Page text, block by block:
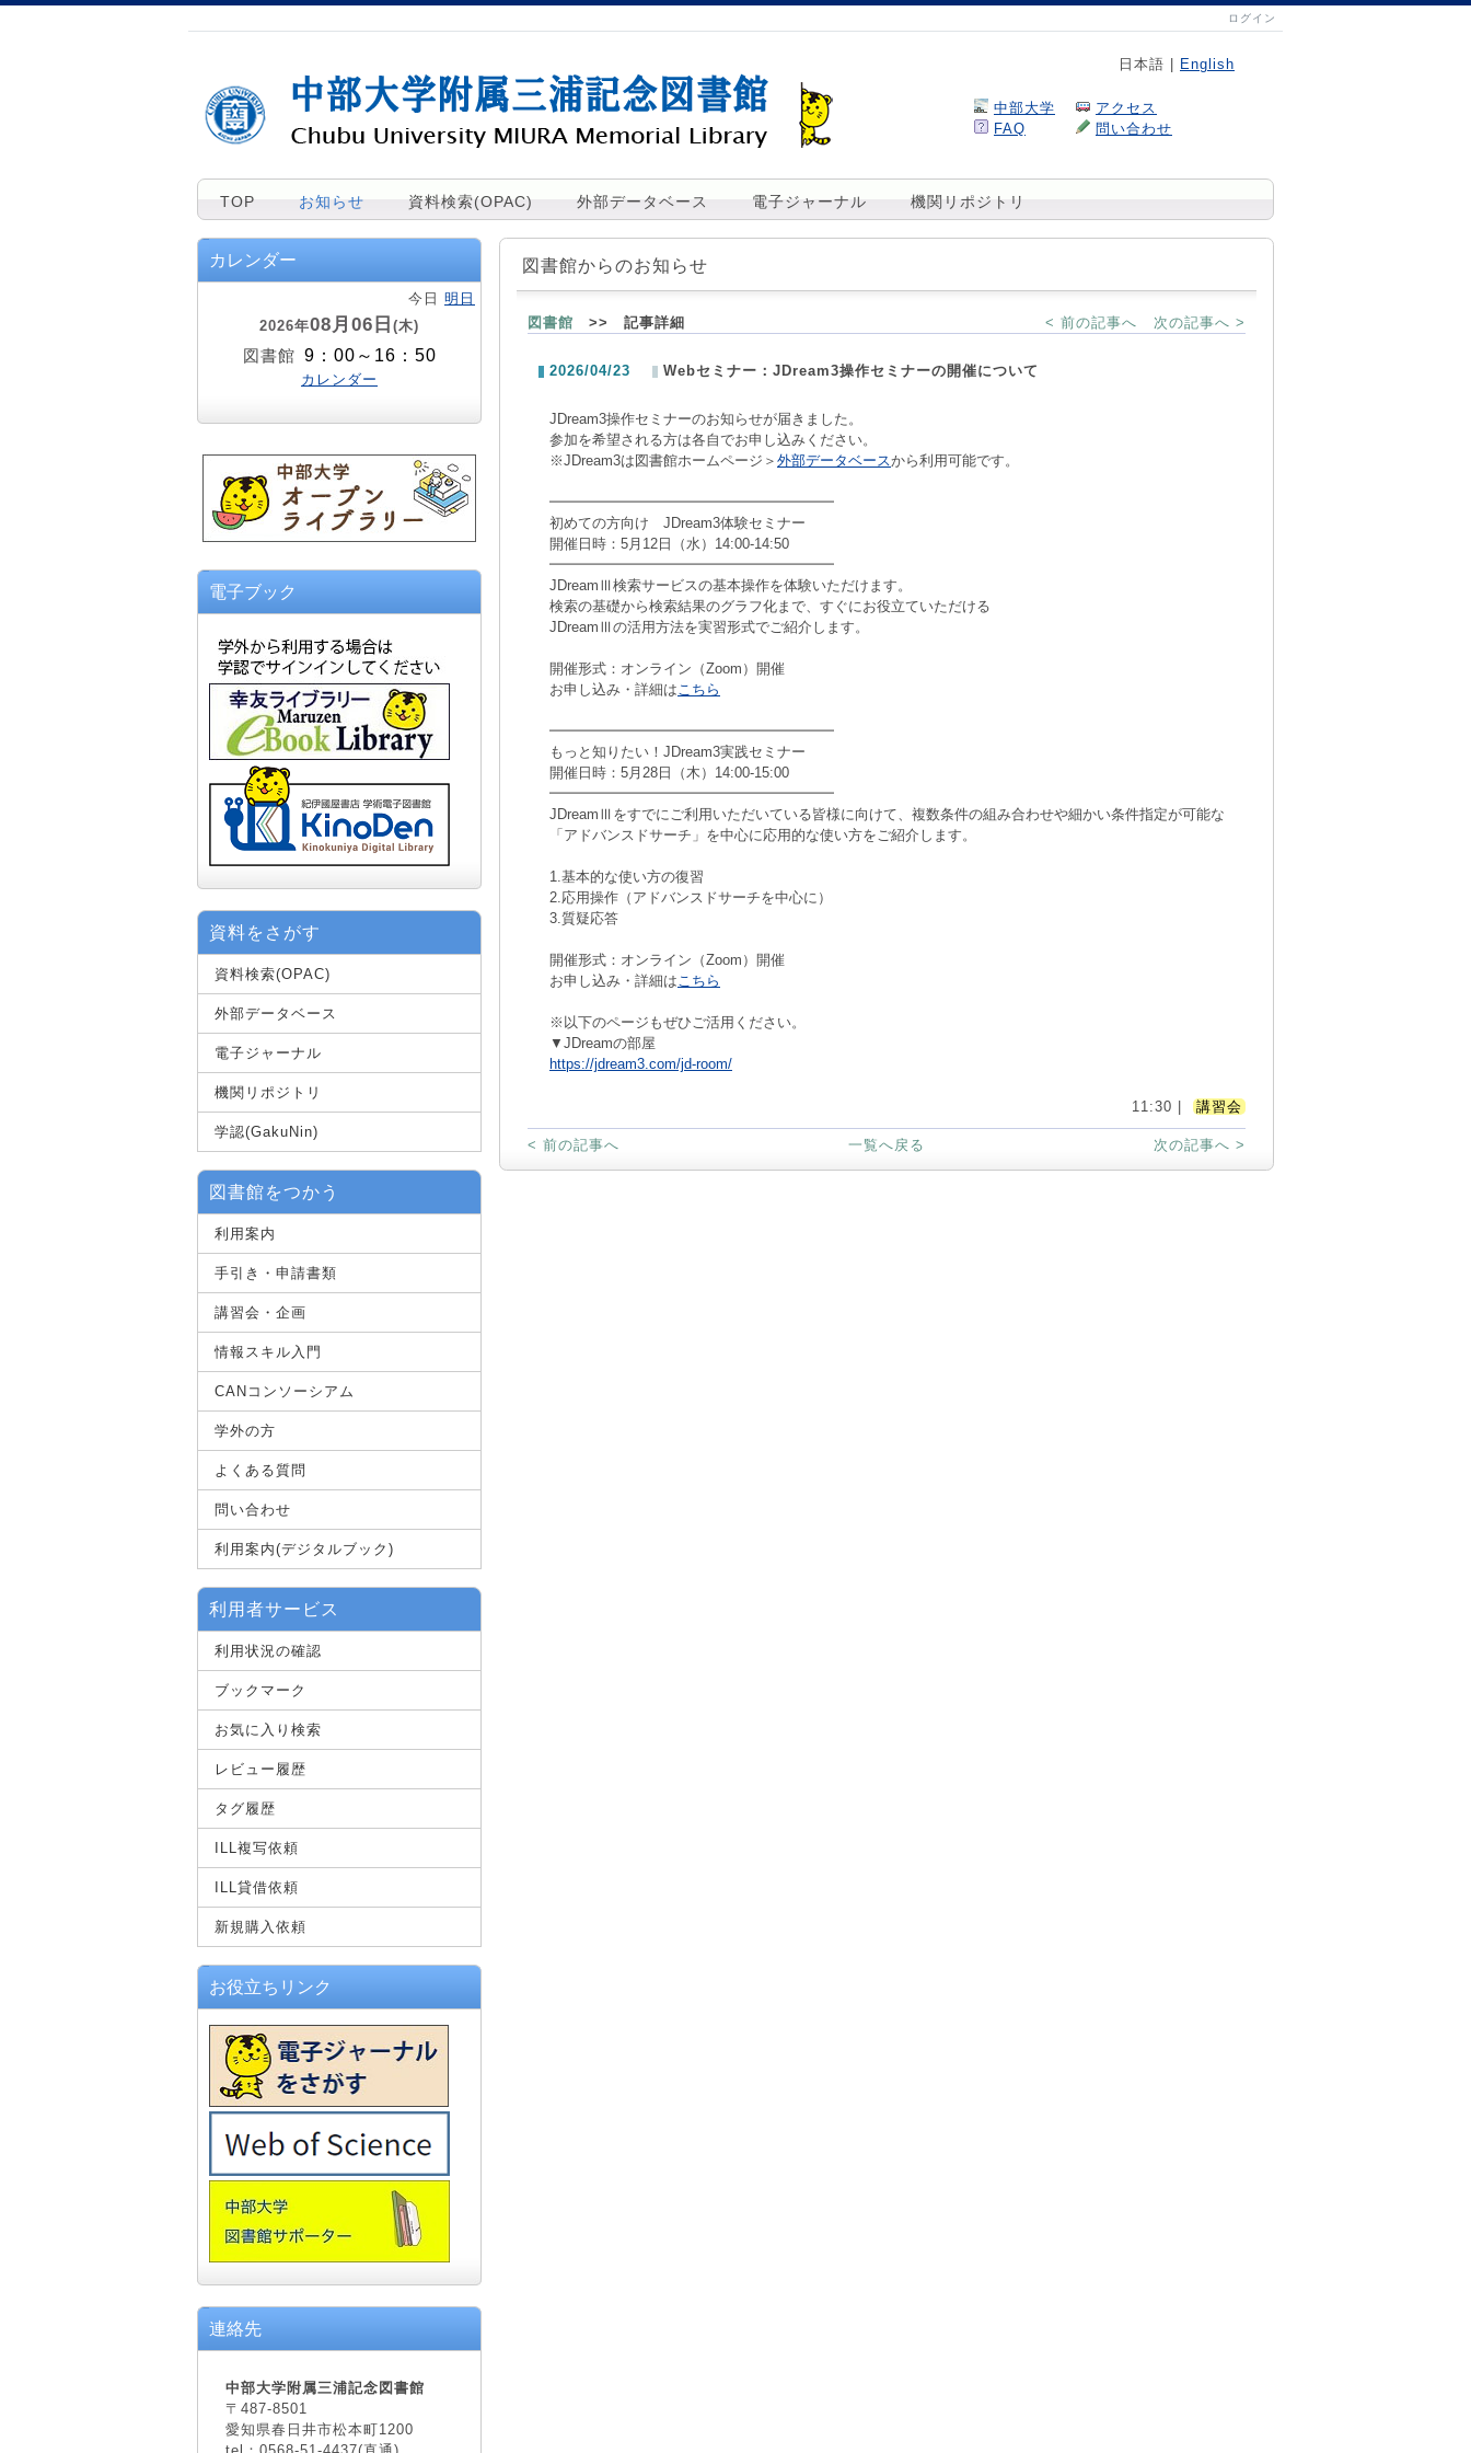
ログイン
日本語 | English
中部大学
アクセス
FAQ
問い合わせ
TOP お知らせ 資料検索(OPAC) 外部データベース 電子ジャーナル 機関リポジトリ
カレンダー
今日 明日
2026年08月06日 (木)
図書館 9：00～16：50
カレンダー
電子ブック
資料をさがす
資料検索(OPAC)
外部データベース
電子ジャーナル
機関リポジトリ
学認(GakuNin)
図書館をつかう
利用案内
手引き・申請書類
講習会・企画
情報スキル入門
CANコンソーシアム
学外の方
よくある質問
問い合わせ
利用案内(デジタルブック)
利用者サービス
利用状況の確認
ブックマーク
お気に入り検索
レビュー履歴
タグ履歴
ILL複写依頼
ILL貸借依頼
新規購入依頼
お役立ちリンク
連絡先
中部大学附属三浦記念図書館
〒487-8501
愛知県春日井市松本町1200
図書館からのお知らせ
図書館 >> 記事詳細 < 前の記事へ 次の記事へ >
2026/04/23 Webセミナー：JDream3操作セミナーの開催について
JDream3操作セミナーのお知らせが届きました。
参加を希望される方は各自でお申し込みください。
※JDream3は図書館ホームページ＞ 外部データベースから利用可能です。
━━━━━━━━━━━━━━━━━━━━
初めての方向け JDream3体験セミナー
開催日時：5月12日（水）14:00-14:50
━━━━━━━━━━━━━━━━━━━━
JDreamⅢ検索サービスの基本操作を体験いただけます。
検索の基礎から検索結果のグラフ化まで、すぐにお役立ていただける
JDreamⅢの活用方法を実習形式でご紹介します。
開催形式：オンライン（Zoom）開催
お申し込み・詳細はこちら
━━━━━━━━━━━━━━━━━━━━
もっと知りたい！JDream3実践セミナー
開催日時：5月28日（木）14:00-15:00
━━━━━━━━━━━━━━━━━━━━
JDreamⅢをすでにご利用いただいている皆様に向けて、複数条件の組み合わせや細かい条件指定が可能な
「アドバンスドサーチ」を中心に応用的な使い方をご紹介します。
1.基本的な使い方の復習
2.応用操作（アドバンスドサーチを中心に）
3.質疑応答
開催形式：オンライン（Zoom）開催
お申し込み・詳細はこちら
※以下のページもぜひご活用ください。
▼JDreamの部屋
https://jdream3.com/jd-room/
11:30 | 講習会
< 前の記事へ 次の記事へ >
一覧へ戻る